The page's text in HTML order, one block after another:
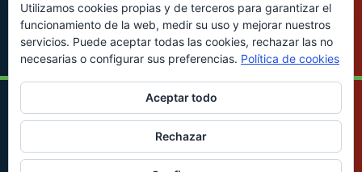
© 2016 - Todos los derechos reservados
Utilizamos cookies propias y de terceros para garantizar el
funcionamiento de la web, medir su uso y mejorar nuestros
servicios. Puede aceptar todas las cookies, rechazar las no
necesarias o configurar sus preferencias. Política de cookies
Aceptar todo
Rechazar